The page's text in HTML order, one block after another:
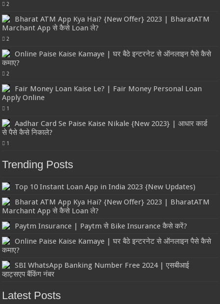
2
Bharat ATM App Kya Hai? {New Offer} 2023 | BharatATM
Marchant App से कैसे Loan ले?
2
Online Paise Kaise Kamaye | घर बैठे इन्टरनेट से ऑनलाइन पैसे कैसे
कमाए?
2
Fair Money Loan Kaise Le? | Fair Money Personal Loan
Apply Online
1
Aadhar Card Se Paise Kaise Nikale {New 2023} | आधार कार्ड
से पैसे कैसे निकाले?
1
Trending Posts
Top 10 Instant Loan App in India 2023 {New Updates)
Bharat ATM App Kya Hai? {New Offer} 2023 | BharatATM
Marchant App से कैसे Loan ले?
Paytm Insurance | Paytm से Bike Insurance कैसे करें?
Online Paise Kaise Kamaye | घर बैठे इन्टरनेट से ऑनलाइन पैसे कैसे
कमाए?
SBI WhatsApp Banking Number Free 2024 | एसबीआई
व्हाट्सएप बैंकिंग नंबर
Latest Posts